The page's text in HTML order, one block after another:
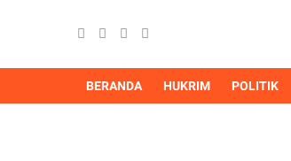
BERANDA HUKRIM POLITIK